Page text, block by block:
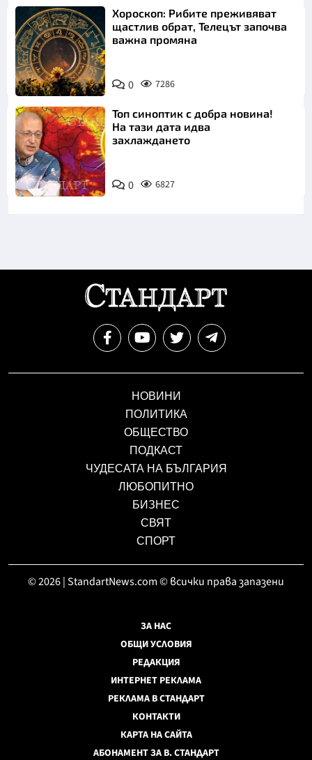
Хороскоп: Рибите преживяват
щастлив обрат, Телецът започва
важна промяна
0 7286
Топ синоптик с добра новина!
На тази дата идва
захлаждането
0 6827
НОВИНИ
ПОЛИТИКА
ОБЩЕСТВО
ПОДКАСТ
ЧУДЕСАТА НА БЪЛГАРИЯ
ЛЮБОПИТНО
БИЗНЕС
СВЯТ
СПОРТ
© 2026 | StandartNews.com © всички права запазени
ЗА НАС
ОБЩИ УСЛОВИЯ
РЕДАКЦИЯ
ИНТЕРНЕТ РЕКЛАМА
РЕКЛАМА В СТАНДАРТ
КОНТАКТИ
КАРТА НА САЙТА
АБОНАМЕНТ ЗА В. СТАНДАРТ